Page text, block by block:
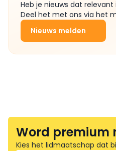
Heb je nieuws dat
Deel het met ons via het
Nieuws melden
Word premium
Kies het lidmaatschap dat